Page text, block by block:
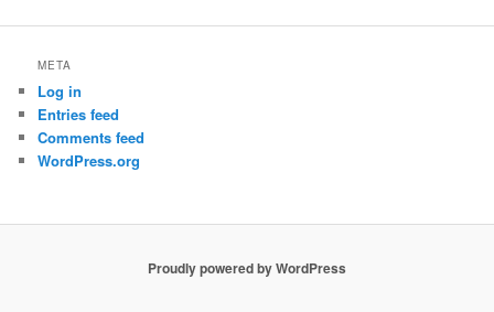
META
Log in
Entries feed
Comments feed
WordPress.org
Proudly powered by WordPress